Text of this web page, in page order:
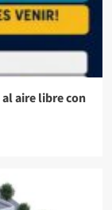
aire libre con